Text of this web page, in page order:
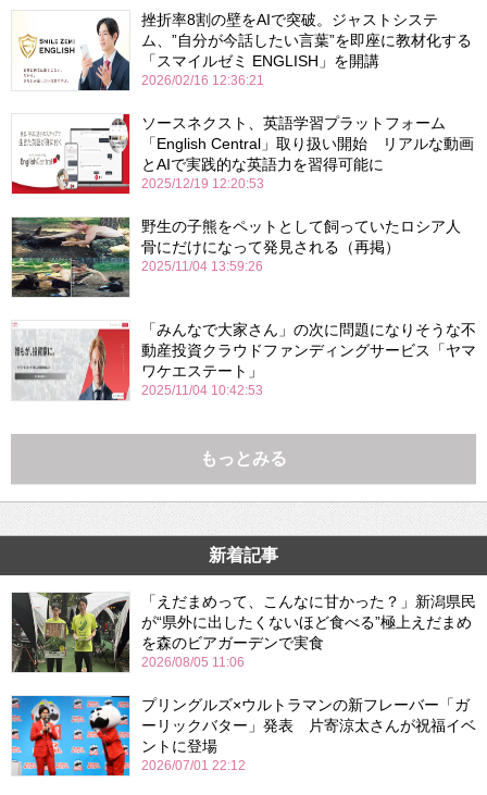
挫折率8割の壁をAIで突破。ジャストシステ
ム、”自分が今話したい言葉”を即座に教材化する
「スマイルゼミ ENGLISH」を開講
2026/02/16 12:36:21
ソースネクスト、英語学習プラットフォーム
「English Central」取り扱い開始 リアルな動画
とAIで実践的な英語力を習得可能に
2025/12/19 12:20:53
野生の子熊をペットとして飼っていたロシア人
骨にだけになって発見される（再掲）
2025/11/04 13:59:26
「みんなで大家さん」の次に問題になりそうな不
動産投資クラウドファンディングサービス「ヤマ
ワケエステート」
2025/11/04 10:42:53
もっとみる
新着記事
「えだまめって、こんなに甘かった？」新潟県民
が“県外に出したくないほど食べる”極上えだまめ
を森のビアガーデンで実食
2026/08/05 11:06
プリングルズ×ウルトラマンの新フレーバー「ガ
ーリックバター」発表 片寄涼太さんが祝福イベ
ントに登場
2026/07/01 22:12